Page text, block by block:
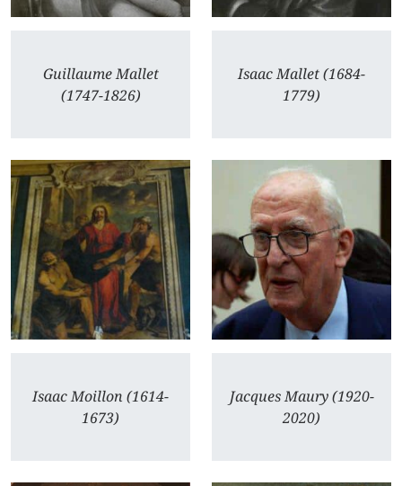
Guillaume Mallet
(1747-1826)
Isaac Mallet (1684-
1779)
Isaac Moillon (1614-
1673)
Jacques Maury (1920-
2020)